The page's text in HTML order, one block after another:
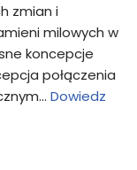
zmian i
milowych w
koncepcje
połączenia
Dowiedz